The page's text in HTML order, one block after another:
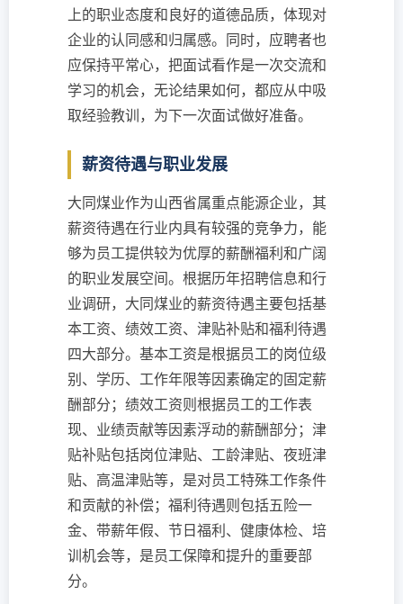
上的职业态度和良好的道德品质，体现对
企业的认同感和归属感。同时，应聘者也
应保持平常心，把面试看作是一次交流和
学习的机会，无论结果如何，都应从中吸
取经验教训，为下一次面试做好准备。
薪资待遇与职业发展
大同煤业作为山西省属重点能源企业，其
薪资待遇在行业内具有较强的竞争力，能
够为员工提供较为优厚的薪酬福利和广阔
的职业发展空间。根据历年招聘信息和行
业调研，大同煤业的薪资待遇主要包括基
本工资、绩效工资、津贴补贴和福利待遇
四大部分。基本工资是根据员工的岗位级
别、学历、工作年限等因素确定的固定薪
酬部分；绩效工资则根据员工的工作表
现、业绩贡献等因素浮动的薪酬部分；津
贴补贴包括岗位津贴、工龄津贴、夜班津
贴、高温津贴等，是对员工特殊工作条件
和贡献的补偿；福利待遇则包括五险一
金、带薪年假、节日福利、健康体检、培
训机会等，是员工保障和提升的重要部
分。